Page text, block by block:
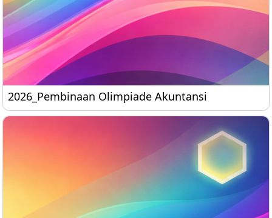
2026_Pembinaan Olimpiade Akuntansi
2026_Pembinaan Olimpiade Akuntansi